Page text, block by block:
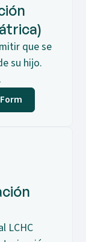
que se
su hijo.
LCHC